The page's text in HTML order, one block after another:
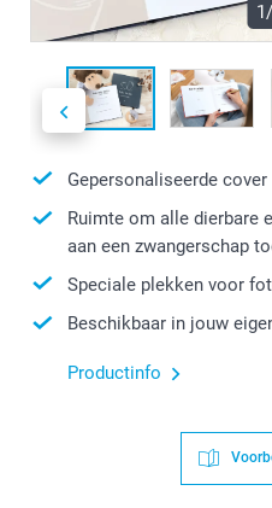
Gepersonaliseerde cover
Ruimte om alle dierbare
aan een zwangerschap
Speciale plekken voor
Beschikbaar in jouw
Productinfo